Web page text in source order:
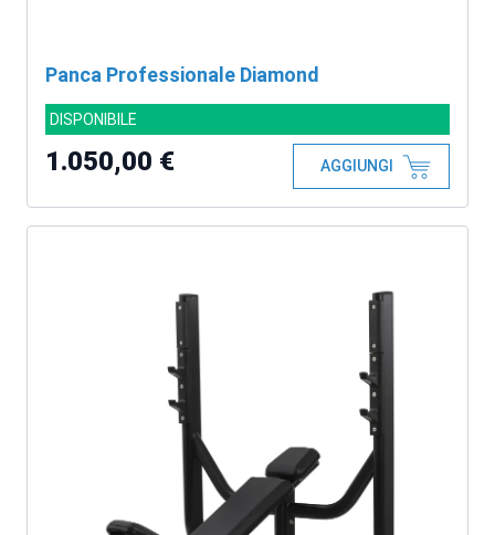
Panca Professionale Diamond
DISPONIBILE
1.050,00 € AGGIUNGI